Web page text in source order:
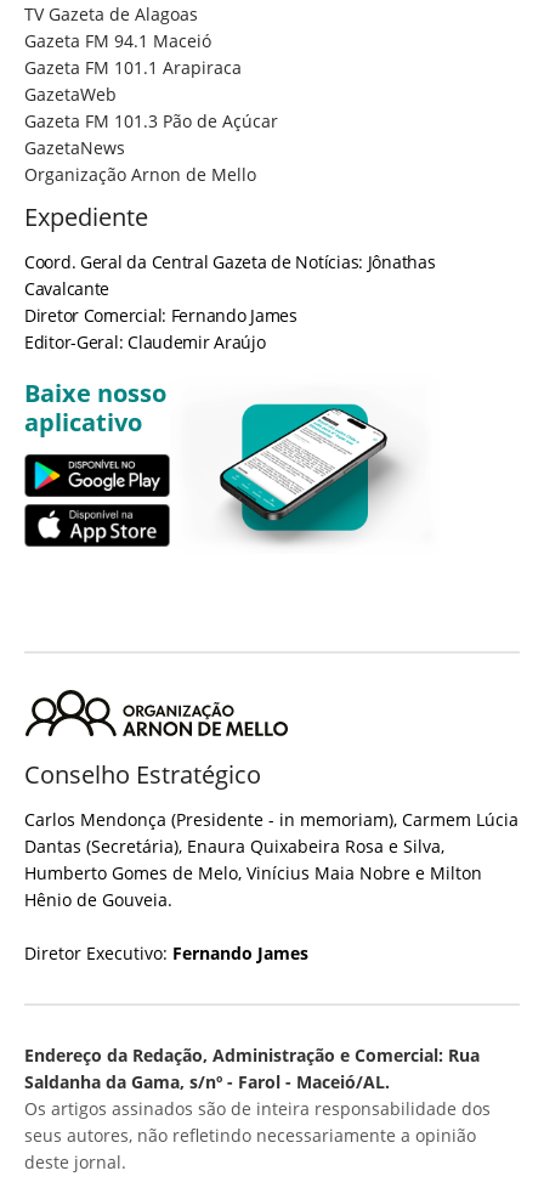
TV Gazeta de Alagoas
Gazeta FM 94.1 Maceió
Gazeta FM 101.1 Arapiraca
GazetaWeb
Gazeta FM 101.3 Pão de Açúcar
GazetaNews
Organização Arnon de Mello
Expediente
Coord. Geral da Central Gazeta de Notícias: Jônathas
Cavalcante
Diretor Comercial: Fernando James
Editor-Geral: Claudemir Araújo
Baixe nosso
aplicativo
Conselho Estratégico
Carlos Mendonça (Presidente - in memoriam), Carmem Lúcia
Dantas (Secretária), Enaura Quixabeira Rosa e Silva,
Humberto Gomes de Melo, Vinícius Maia Nobre e Milton
Hênio de Gouveia.
Diretor Executivo: Fernando James
Endereço da Redação, Administração e Comercial: Rua
Saldanha da Gama, s/nº - Farol - Maceió/AL.
Os artigos assinados são de inteira responsabilidade dos
seus autores, não refletindo necessariamente a opinião
deste jornal.